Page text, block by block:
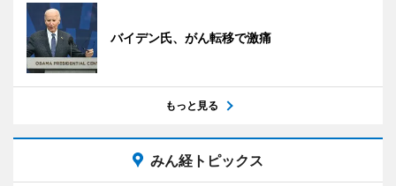
バイデン氏、がん転移で激痛
もっと見る
みん経トピックス